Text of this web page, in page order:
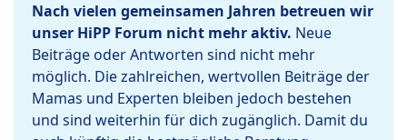
Nach vielen gemeinsamen Jahren betreuen wir
unser HiPP Forum nicht mehr aktiv. Neue
Beiträge oder Antworten sind nicht mehr
möglich. Die zahlreichen, wertvollen Beiträge der
Mamas und Experten bleiben jedoch bestehen
und sind weiterhin für dich zugänglich. Damit du